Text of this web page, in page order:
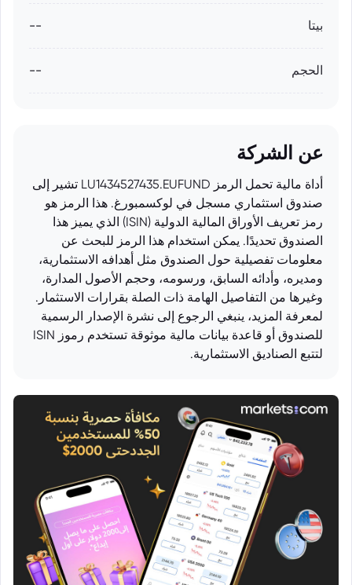
بيتا --
الحجم --
عن الشركة
أداة مالية تحمل الرمز LU1434527435.EUFUND تشير إلى
صندوق استثماري مسجل في لوكسمبورغ. هذا الرمز هو
رمز تعريف الأوراق المالية الدولية (ISIN) الذي يميز هذا
الصندوق تحديدًا. يمكن استخدام هذا الرمز للبحث عن
معلومات تفصيلية حول الصندوق مثل أهدافه الاستثمارية،
ومديره، وأدائه السابق، ورسومه، وحجم الأصول المدارة،
وغيرها من التفاصيل الهامة ذات الصلة بقرارات الاستثمار.
لمعرفة المزيد، ينبغي الرجوع إلى نشرة الإصدار الرسمية
للصندوق أو قاعدة بيانات مالية موثوقة تستخدم رموز ISIN
لتتبع الصناديق الاستثمارية.